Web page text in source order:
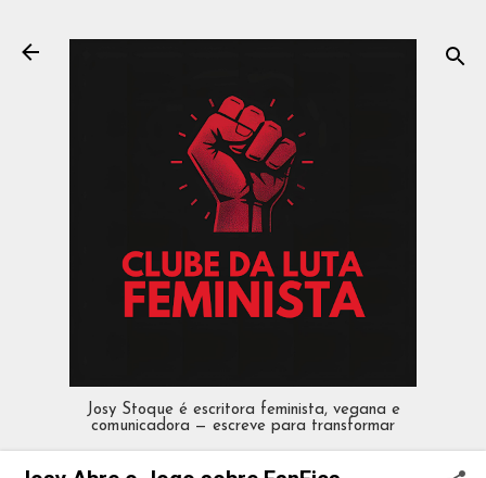
Josy Stoque é escritora feminista, vegana e
comunicadora — escreve para transformar